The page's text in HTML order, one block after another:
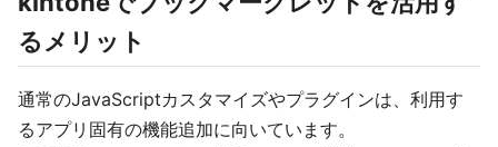
るメリット
通常のJavaScriptカスタマイズやプラグインは、利用す
るアプリ固有の機能追加に向いています。